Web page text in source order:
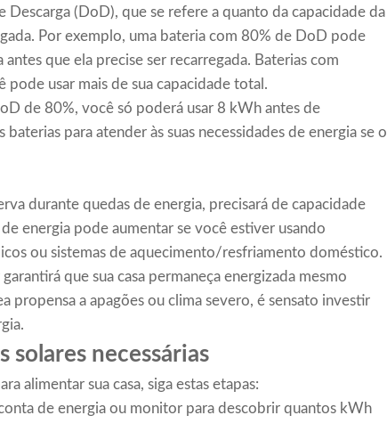
(DoD), que se refere a quanto da capacidade da
Por exemplo, uma bateria com 80% de DoD pode
que ela precise ser recarregada. Baterias com
usar mais de sua capacidade total.
de 80%, você só poderá usar 8 kWh antes de
para atender às suas necessidades de energia se o
durante quedas de energia, precisará de capacidade
energia pode aumentar se você estiver usando
ou sistemas de aquecimento/resfriamento doméstico.
que sua casa permaneça energizada mesmo
propensa a apagões ou clima severo, é sensato investir
solares necessárias
alimentar sua casa, siga estas etapas:
de energia ou monitor para descobrir quantos kWh